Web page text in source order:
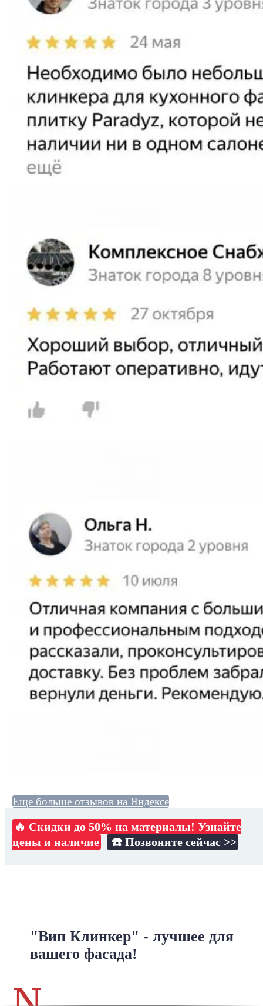
Еще больше отзывов на Яндексе
🔥 Скидки до 50% на материалы! Узнайте
цены и наличие
☎️ Позвоните сейчас >>
"Вип Клинкер" - лучшее для
вашего фасада!